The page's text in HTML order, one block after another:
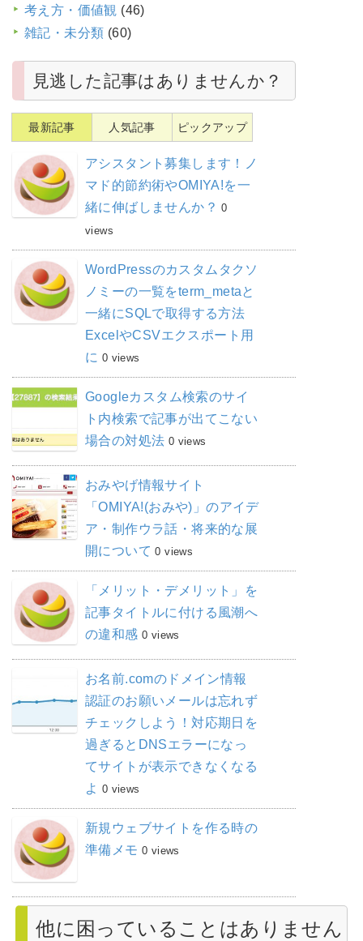
考え方・価値観 (46)
雑記・未分類 (60)
見逃した記事はありませんか？
最新記事 人気記事 ピックアップ
アシスタント募集します！ノ
マド的節約術やOMIYA!を一
緒に伸ばしませんか？ 0
views
WordPressのカスタムタクソ
ノミーの一覧をterm_metaと
一緒にSQLで取得する方法
ExcelやCSVエクスポート用
に 0 views
Googleカスタム検索のサイ
ト内検索で記事が出てこない
場合の対処法 0 views
おみやげ情報サイト
「OMIYA!(おみや)」のアイデ
ア・制作ウラ話・将来的な展
開について 0 views
「メリット・デメリット」を
記事タイトルに付ける風潮へ
の違和感 0 views
お名前.comのドメイン情報
認証のお願いメールは忘れず
チェックしよう！対応期日を
過ぎるとDNSエラーになっ
てサイトが表示できなくなる
よ 0 views
新規ウェブサイトを作る時の
準備メモ 0 views
他に困っていることはありません